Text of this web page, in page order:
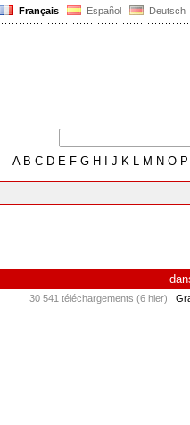
Français Español Deutsch
AB C D E F G H J K L M N O P
30 541 téléchargements (6 hier)